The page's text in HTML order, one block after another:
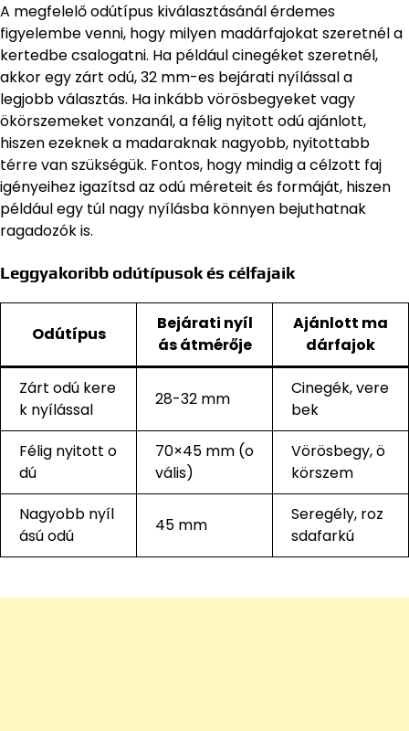
A megfelelő odútípus kiválasztásánál érdemes
figyelembe venni, hogy milyen madárfajokat szeretnél a
kertedbe csalogatni. Ha például cinegéket szeretnél,
akkor egy zárt odú, 32 mm-es bejárati nyílással a
legjobb választás. Ha inkább vörösbegyeket vagy
ökörszemeket vonzanál, a félig nyitott odú ajánlott,
hiszen ezeknek a madaraknak nagyobb, nyitottabb
térre van szükségük. Fontos, hogy mindig a célzott faj
igényeihez igazítsd az odú méreteit és formáját, hiszen
például egy túl nagy nyílásba könnyen bejuthatnak
ragadozók is.
Leggyakoribb odútípusok és célfajaik
Odútípus
Bejárati nyíl
ás átmérője
Ajánlott ma
dárfajok
Zárt odú kere
k nyílással
28-32 mm
Cinegék, vere
bek
Félig nyitott o
dú
70×45 mm (o
vális)
Vörösbegy, ö
körszem
Nagyobb nyíl
ású odú
45 mm
Seregély, roz
sdafarkú